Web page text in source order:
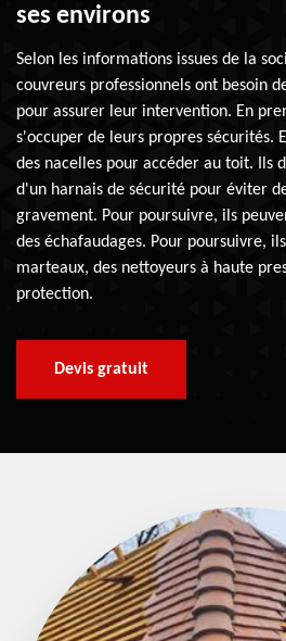
ses environs
Selon les informations issues de la
couvreurs professionnels ont besoin
pour assurer leur intervention. En
s'occuper de leurs propres sécurités.
des nacelles pour accéder au toit. Ils
d'un harnais de sécurité pour éviter
gravement. Pour poursuivre, ils
des échafaudages. Pour poursuivre,
marteaux, des nettoyeurs à haute
protection.
Devis gratuit